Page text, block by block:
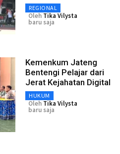
REGIONAL
Oleh Tika Vilysta
baru saja
Kemenkum Jateng
Bentengi Pelajar dari
Jerat Kejahatan Digital
HUKUM
Oleh Tika Vilysta
baru saja